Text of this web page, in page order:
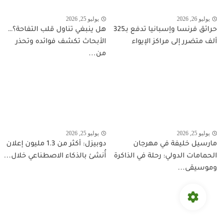
يوليو 26, 2026
حرائق فرنسا وإسبانيا تدفع بـ325
ألف متضرر إلى مراكز الإيواء
يوليو 25, 2026
هل ينبغي تناول قلب التفاحة؟…
الأبحاث تكشف فوائده وتحذر
من...
يوليو 25, 2026
مارسيل خليفة في مهرجان
الحمامات الدولي: رحلة في الذاكرة
وموسيقى...
يوليو 25, 2026
دوبيزل: أكثر من 1.3 مليون إعلان
أُنشئ بالذكاء الاصطناعي خلال...